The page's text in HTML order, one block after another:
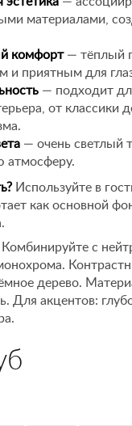
материалами,
комфорт— тёплый
и приятным для
— подходит
от классики
— очень светлый
атмосферу.
Используйте в
как основной
Комбинируйте с
дерево.
Для акцентов: